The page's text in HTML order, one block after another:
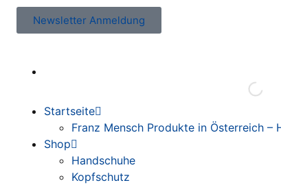
Newsletter Anmeldung
Startseite
Franz Mensch Produkte in Österreich –
Shop
Handschuhe
Kopfschutz